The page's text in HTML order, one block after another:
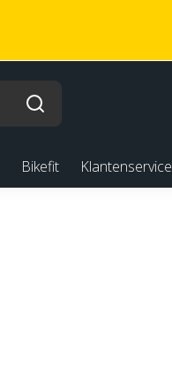
Bikefit Klantenservice